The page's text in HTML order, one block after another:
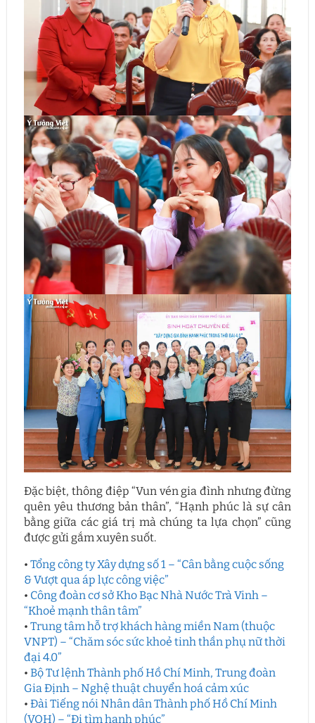
Đặc biệt, thông điệp “Vun vén gia đình nhưng đừng
quên yêu thương bản thân”, “Hạnh phúc là sự cân
bằng giữa các giá trị mà chúng ta lựa chọn” cũng
được gửi gắm xuyên suốt.
• Tổng công ty Xây dựng số 1 – “Cân bằng cuộc sống
& Vượt qua áp lực công việc”
• Công đoàn cơ sở Kho Bạc Nhà Nước Trà Vinh –
“Khoẻ mạnh thân tâm”
• Trung tâm hỗ trợ khách hàng miền Nam (thuộc
VNPT) – “Chăm sóc sức khoẻ tinh thần phụ nữ thời
đại 4.0”
• Bộ Tư lệnh Thành phố Hồ Chí Minh, Trung đoàn
Gia Định – Nghệ thuật chuyển hoá cảm xúc
• Đài Tiếng nói Nhân dân Thành phố Hồ Chí Minh
(VOH) – “Đi tìm hạnh phúc”